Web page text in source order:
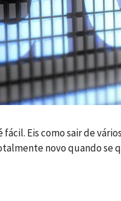
Eis como sair de
novo quando se